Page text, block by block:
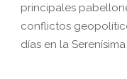
principales
conflictos
días en la